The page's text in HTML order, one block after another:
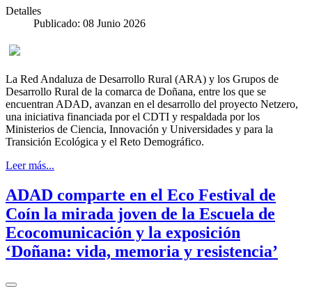
Detalles
Publicado: 08 Junio 2026
La Red Andaluza de Desarrollo Rural (ARA) y los Grupos de
Desarrollo Rural de la comarca de Doñana, entre los que se
encuentran ADAD, avanzan en el desarrollo del proyecto Netzero,
una iniciativa financiada por el CDTI y respaldada por los
Ministerios de Ciencia, Innovación y Universidades y para la
Transición Ecológica y el Reto Demográfico.
Leer más...
ADAD comparte en el Eco Festival de
Coín la mirada joven de la Escuela de
Ecocomunicación y la exposición
‘Doñana: vida, memoria y resistencia’